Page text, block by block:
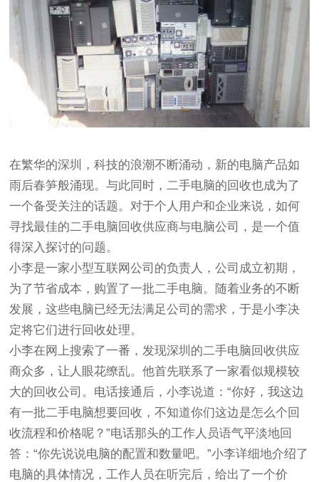
在繁华的深圳，科技的浪潮不断涌动，新的电脑产品如
雨后春笋般涌现。与此同时，二手电脑的回收也成为了
一个备受关注的话题。对于个人用户和企业来说，如何
寻找最佳的二手电脑回收供应商与电脑公司，是一个值
得深入探讨的问题。
小李是一家小型互联网公司的负责人，公司成立初期，
为了节省成本，购置了一批二手电脑。随着业务的不断
发展，这些电脑已经无法满足公司的需求，于是小李决
定将它们进行回收处理。
小李在网上搜索了一番，发现深圳的二手电脑回收供应
商众多，让人眼花缭乱。他首先联系了一家看似规模较
大的回收公司。电话接通后，小李说道：“你好，我这边
有一批二手电脑想要回收，不知道你们这边是怎么个回
收流程和价格呢？”电话那头的工作人员语气平淡地回
答：“你先说说电脑的配置和数量吧。”小李详细地介绍了
电脑的具体情况，工作人员在听完后，给出了一个价